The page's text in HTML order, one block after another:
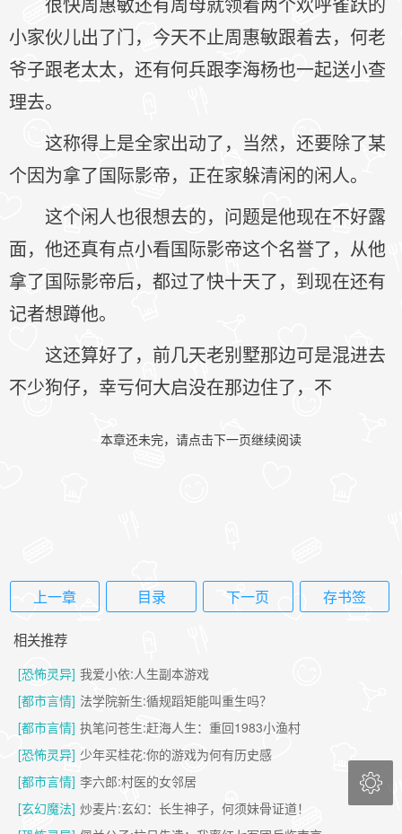
小家伙儿出了门，今天不止周惠敏跟着去，何老
爷子跟老太太，还有何兵跟李海杨也一起送小查
理去。
这称得上是全家出动了，当然，还要除了某
个因为拿了国际影帝，正在家躲清闲的闲人。
这个闲人也很想去的，问题是他现在不好露
面，他还真有点小看国际影帝这个名誉了，从他
拿了国际影帝后，都过了快十天了，到现在还有
记者想蹲他。
这还算好了，前几天老别墅那边可是混进去
不少狗仔，幸亏何大启没在那边住了，不
本章还未完，请点击下一页继续阅读
上一章 目录 下一页 存书签
相关推荐
[恐怖灵异] 我爱小依:人生副本游戏
[都市言情] 法学院新生:循规蹈矩能叫重生吗？
[都市言情] 执笔问苍生:赶海人生：重回1983小渔村
[恐怖灵异] 少年买桂花:你的游戏为何有历史感
[都市言情] 李六郎:村医的女邻居
[玄幻魔法] 炒麦片:玄幻：长生神子，何须妹骨证道！
